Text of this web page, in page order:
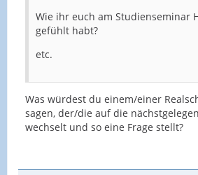
Wie ihr euch am Studienseminar
gefühlt habt?
etc.
Was würdest du einem/einer
sagen, der/die auf die
wechselt und so eine Frage stellt?